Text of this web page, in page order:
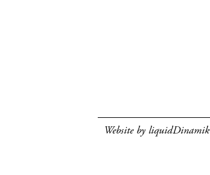
Website by liquidDinamik